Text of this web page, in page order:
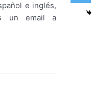
e inglés,
un email a